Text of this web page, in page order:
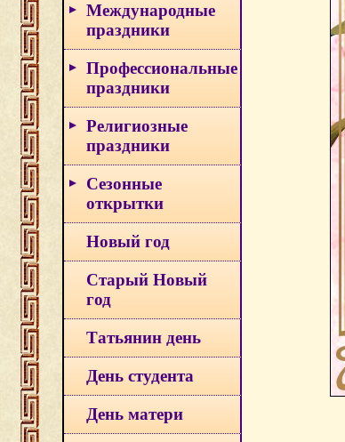
Международные
праздники
Профессиональные
праздники
Религиозные
праздники
Сезонные
открытки
Новый год
Старый Новый
год
Татьянин день
День студента
День матери